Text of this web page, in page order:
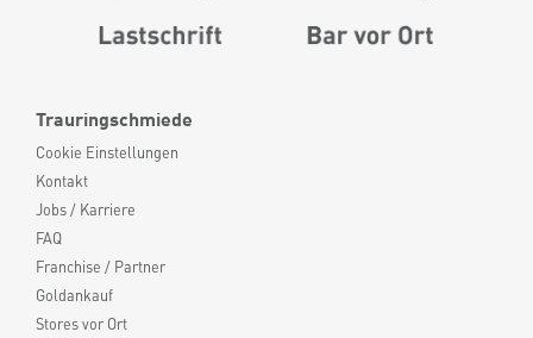
Trauringschmiede
Cookie Einstellungen
Kontakt
Jobs / Karriere
FAQ
Franchise / Partner
Goldankauf
Stores vor Ort